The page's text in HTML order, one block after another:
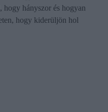
hogy hányszor és hogyan
hogy kiderüljön hol